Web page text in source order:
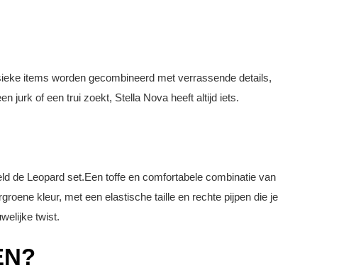
items worden gecombineerd met verrassende details,
jurk of een trui zoekt, Stella Nova heeft altijd iets.
de Leopard set.Een toffe en comfortabele combinatie van
kleur, met een elastische taille en rechte pijpen die je
twist.